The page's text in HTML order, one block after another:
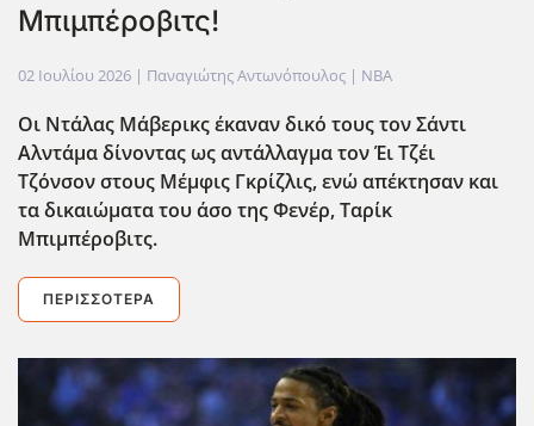
Μπιμπέροβιτς!
02 Ιουλίου 2026 | Παναγιώτης Αντωνόπουλος | NBA
Οι Ντάλας Μάβερικς έκαναν δικό τους τον Σάντι
Αλντάμα δίνοντας ως αντάλλαγμα τον Έι Τζέι
Τζόνσον στους Μέμφις Γκρίζλις, ενώ απέκτησαν και
τα δικαιώματα του άσο της Φενέρ, Ταρίκ
Μπιμπέροβιτς.
ΠΕΡΙΣΣΌΤΕΡΑ